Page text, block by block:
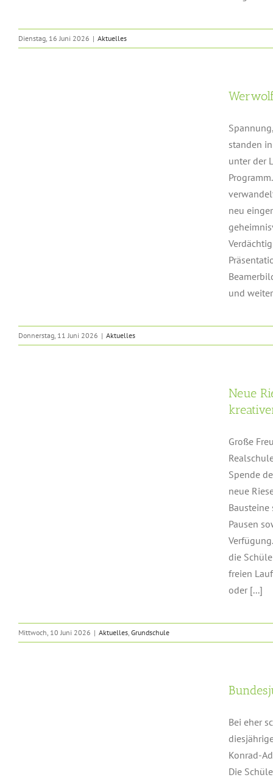
Dienstag, 16 Juni 2026 | Aktuelles
standen
unter der
neu
und
Donnerstag, 11 Juni 2026 | Aktuelles
Neue
Große
Spende
neue
Pausen
die
freien
oder [...]
Mittwoch, 10 Juni 2026 | Aktuelles, Grundschule
Bei eher
Konrad-
Die